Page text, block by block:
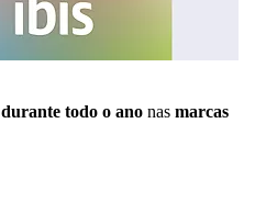
todo o ano nas marcas